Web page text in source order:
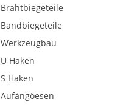
Brahtbiegeteile
Bandbiegeteile
Werkzeugbau
U Haken
S Haken
Aufängöesen